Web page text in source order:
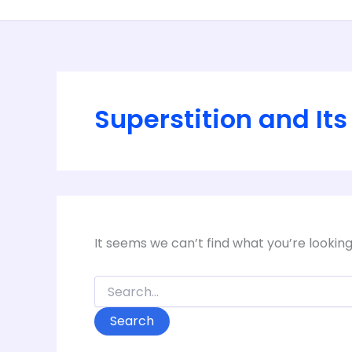
Superstition and
It seems we can’t find what you’re
for: